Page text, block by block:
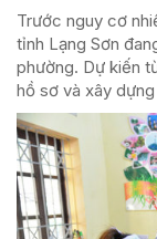
Trước nguy cơ
tỉnh Lạng Sơn
phường. Dự kiến
hồ sơ và xây